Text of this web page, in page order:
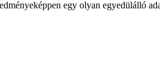
egy olyan egyedülálló